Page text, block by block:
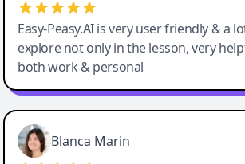
Easy-Peasy.AI is very user friendly & a
explore not only in the lesson, very
both work & personal
Blanca Marin